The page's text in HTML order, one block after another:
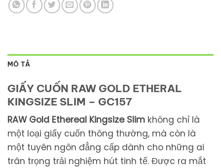
MÔ TẢ
GIẤY CUỐN RAW GOLD ETHERAL
KINGSIZE SLIM – GC157
RAW Gold Ethereal Kingsize Slim không chỉ là
một loại giấy cuốn thông thường, mà còn là
một tuyên ngôn đẳng cấp dành cho những ai
trân trọng trải nghiệm hút tinh tế. Được ra mắt